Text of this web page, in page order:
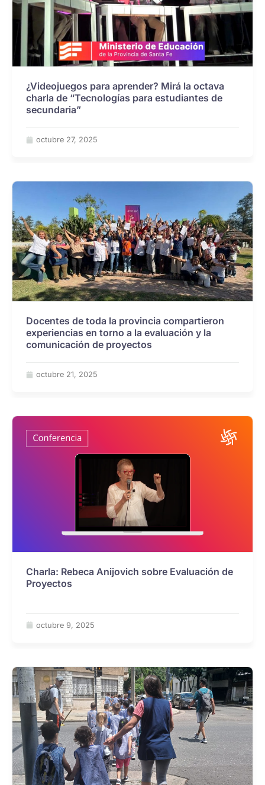
¿Videojuegos para aprender? Mirá la octava
charla de “Tecnologías para estudiantes de
secundaria”
octubre 27, 2025
Docentes de toda la provincia compartieron
experiencias en torno a la evaluación y la
comunicación de proyectos
octubre 21, 2025
Charla: Rebeca Anijovich sobre Evaluación de
Proyectos
octubre 9, 2025